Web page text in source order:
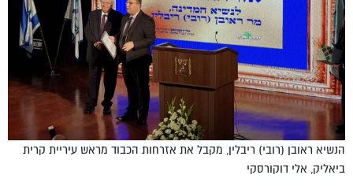
הנשיא ראובן (רובי) ריבלין, מקבל את אזרחות הכבוד מראש עיריית קרית
ביאליק, אלי דוקורסקי